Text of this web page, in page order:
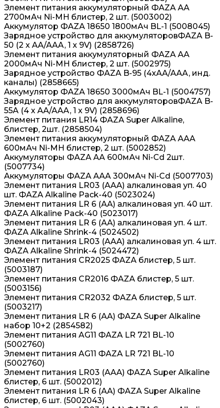
Элемент питания аккумуляторный ФАZА AA
2700мАч Ni-MH блистер, 2 шт. (5003002)
Аккумулятор ФАZА 18650 1800мАч BL-1 (5008045)
Зарядное устройство для аккумуляторовФАZА B-
50 (2 x AA/AAA, 1 x 9V) (2858726)
Элемент питания аккумуляторный ФАZА AA
2000мАч Ni-MH блистер, 2 шт. (5002975)
Зарядное устройство ФАZА B-95 (4xAA/AAA, инд.
каналы) (2858665)
Аккумулятор ФАZА 18650 3000мАч BL-1 (5004757)
Зарядное устройство для аккумуляторовФАZА B-
55A (4 x AA/AAA, 1 x 9V) (2858696)
Элемент питания LR14 ФАZА Super Alkaline,
блистер, 2шт. (2858504)
Элемент питания аккумуляторный ФАZА AAA
600мАч Ni-MH блистер, 2 шт. (5002852)
Аккумуляторы ФАZА AA 600мАч Ni-Cd 2шт.
(5007734)
Аккумуляторы ФАZА AAA 300мАч Ni-Cd (5007703)
Элемент питания LR03 (AAA) алкалиновая уп. 40
шт. ФАZА Alkaline Pack-40 (5023024)
Элемент питания LR 6 (AA) алкалиновая уп. 40 шт.
ФАZА Alkaline Pack-40 (5023017)
Элемент питания LR 6 (AA) алкалиновая уп. 4 шт.
ФАZА Alkaline Shrink-4 (5024502)
Элемент питания LR03 (AAA) алкалиновая уп. 4 шт.
ФАZА Alkaline Shrink-4 (5024472)
Элемент питания CR2025 ФАZА блистер, 5 шт.
(5003187)
Элемент питания CR2016 ФАZА блистер, 5 шт.
(5003156)
Элемент питания CR2032 ФАZА блистер, 5 шт.
(5003217)
Элемент питания LR 6 (AA) ФАZА Super Alkaline
набор 10+2 (2854582)
Элемент питания AG11 ФАZА LR 721 BL-10
(5002760)
Элемент питания AG11 ФАZА LR 721 BL-10
(5002760)
Элемент питания LR03 (AAA) ФАZА Super Alkaline
блистер, 6 шт. (5002012)
Элемент питания LR 6 (AA) ФАZА Super Alkaline
блистер, 6 шт. (5002043)